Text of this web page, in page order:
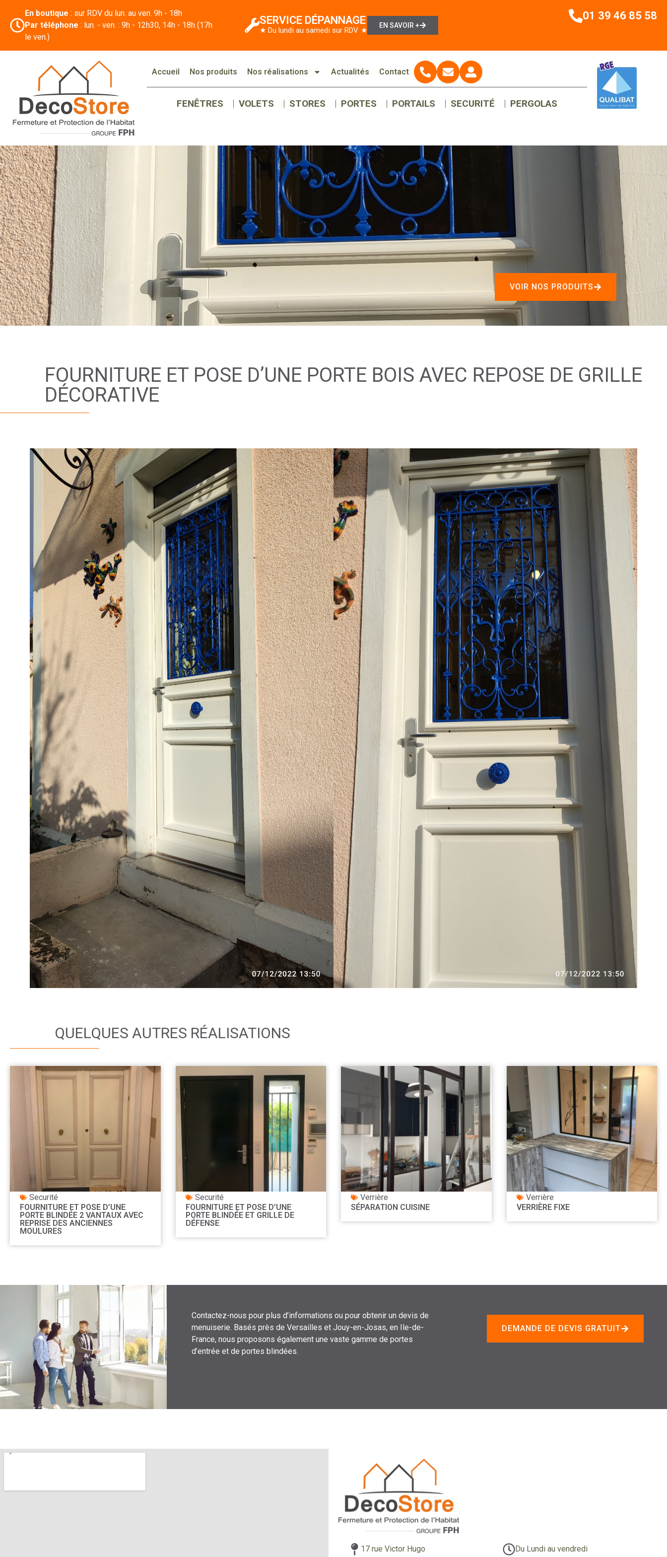
En boutique : sur RDV du lun. au ven. 9h - 18h
Par téléphone : lun. - ven. : 9h - 12h30, 14h - 18h (17h
le ven.)
SERVICE DÉPANNAGE
★ Du lundi au samedi sur RDV ★
EN SAVOIR +
01 39 46 85 58
Accueil Nos produits Nos réalisations Actualités Contact
FENÊTRES VOLETS STORES PORTES PORTAILS SECURITÉ PERGOLAS
VOIR NOS PRODUITS
FOURNITURE ET POSE D’UNE PORTE BOIS AVEC REPOSE DE GRILLE
DÉCORATIVE
QUELQUES AUTRES RÉALISATIONS
Securité
FOURNITURE ET POSE D’UNE
PORTE BLINDÉE 2 VANTAUX AVEC
REPRISE DES ANCIENNES
MOULURES
Securité
FOURNITURE ET POSE D’UNE
PORTE BLINDÉE ET GRILLE DE
DÉFENSE
Verrière
SÉPARATION CUISINE
Verrière
VERRIÈRE FIXE
Contactez-nous pour plus d’informations ou pour obtenir un devis de
menuiserie. Basés près de Versailles et Jouy-en-Josas, en Ile-de-
France, nous proposons également une vaste gamme de portes
d’entrée et de portes blindées.
DEMANDE DE DEVIS GRATUIT
17 rue Victor Hugo
Du Lundi au vendredi